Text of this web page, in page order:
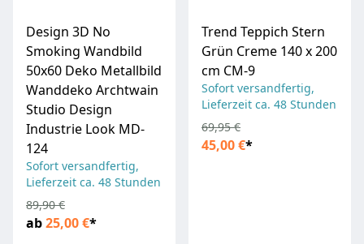
Design 3D No
Smoking Wandbild
50x60 Deko Metallbild
Wanddeko Archtwain
Studio Design
Industrie Look MD-
124
Sofort versandfertig,
Lieferzeit ca. 48 Stunden
ab25,00 €*
89,90 €
Trend Teppich Stern
Grün Creme 140 x 200
cm CM-9
Sofort versandfertig,
Lieferzeit ca. 48 Stunden
45,00 €*
69,95 €